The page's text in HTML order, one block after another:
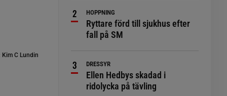
Kim C Lundin
HOPPNING
Ryttare förd till sjukhus efter
fall på SM
DRESSYR
Ellen Hedbys skadad i
ridolycka på tävling